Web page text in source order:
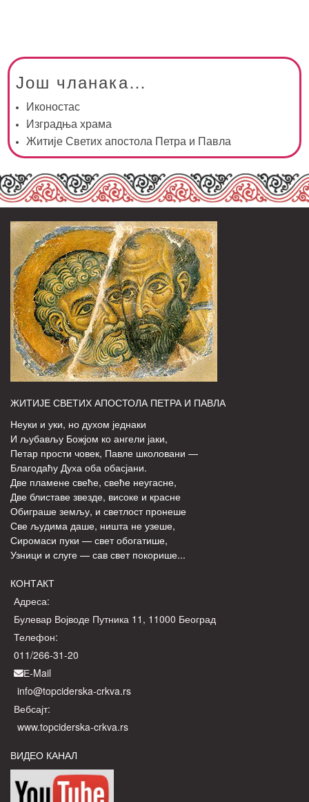
Још чланака…
Иконостас
Изградња храма
Житије Светих апостола Петра и Павла
ЖИТИЈЕ СВЕТИХ АПОСТОЛА ПЕТРА И ПАВЛА
Неуки и уки, но духом једнаки
И љубављу Божјом ко ангели јаки,
Петар прости човек, Павле школовани —
Благодаћу Духа оба обасјани.
Две пламене свеће, свеће неугасне,
Две блиставе звезде, високе и красне
Обиграше земљу, и светлост пронеше
Све људима даше, ништа не узеше,
Сиромаси пуки — свет обогатише,
Узници и слуге — сав свет покорише...
КОНТАКТ
Адреса:
Булевар Војводе Путника 11, 11000 Београд
Телефон:
011/266-31-20
Е-Mail
info@topciderska-crkva.rs
Вебсајт:
www.topciderska-crkva.rs
ВИДЕО КАНАЛ